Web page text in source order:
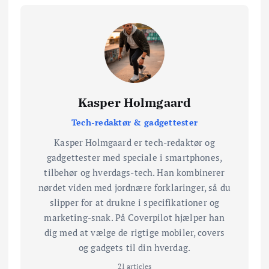
Kasper Holmgaard
Tech-redaktør & gadgettester
Kasper Holmgaard er tech-redaktør og
gadgettester med speciale i smartphones,
tilbehør og hverdags-tech. Han kombinerer
nørdet viden med jordnære forklaringer, så du
slipper for at drukne i specifikationer og
marketing-snak. På Coverpilot hjælper han
dig med at vælge de rigtige mobiler, covers
og gadgets til din hverdag.
21 articles